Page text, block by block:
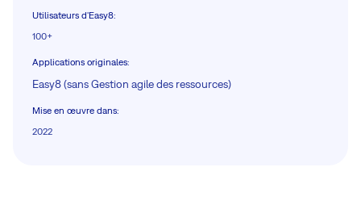
Utilisateurs d'Easy8:
100+
Applications originales:
Easy8 (sans Gestion agile des ressources)
Mise en œuvre dans:
2022